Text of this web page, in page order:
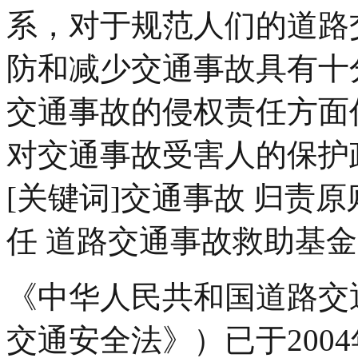
系，对于规范人们的道
防和减少交通事故具有
交通事故的侵权责任方
对交通事故受害人的保
[关键词]交通事故 归责
任 道路交通事故救助基
《中华人民共和国道路
交通安全法》）已于